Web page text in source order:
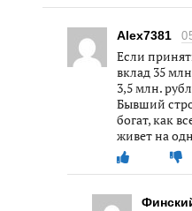
Alex7381
Если
вклад 35
3,5 млн.
Бывший
богат, как
живет на